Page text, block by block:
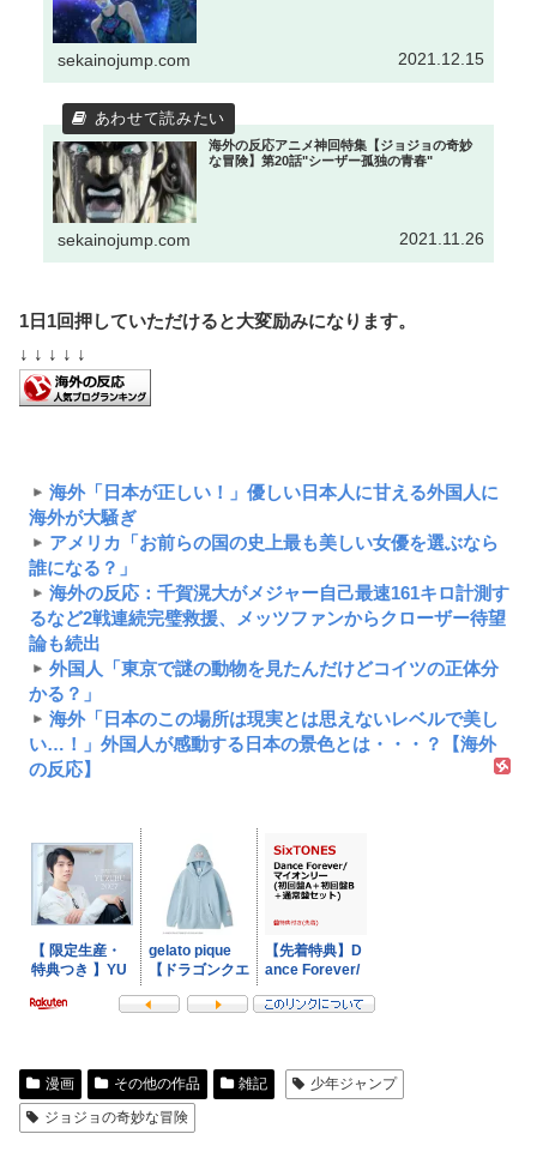
sekainojump.com 2021.12.15
海外の反応アニメ神回特集【ジョジョの奇妙
な冒険】第20話"シーザー孤独の青春"
sekainojump.com 2021.11.26
1日1回押していただけると大変励みになります。
↓ ↓ ↓ ↓ ↓
海外「日本が正しい！」優しい日本人に甘える外国人に
海外が大騒ぎ
アメリカ「お前らの国の史上最も美しい女優を選ぶなら
誰になる？」
海外の反応：千賀滉大がメジャー自己最速161キロ計測す
るなど2戦連続完璧救援、メッツファンからクローザー待望
論も続出
外国人「東京で謎の動物を見たんだけどコイツの正体分
かる？」
海外「日本のこの場所は現実とは思えないレベルで美し
い…！」外国人が感動する日本の景色とは・・・？【海外
の反応】
漫画 その他の作品 雑記
少年ジャンプ
ジョジョの奇妙な冒険